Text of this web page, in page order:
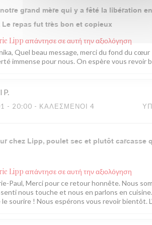
grand mère qui y a fêté la libération
repas fut très bon et copieux
Lipp απάντησε σε αυτή την αξιολόγηση
Quel beau message, merci du fond du
immense pour nous. On espère vous revoir
P
- 20:00 - ΚΑΛΕΣΜΈΝΟΙ 4
chez Lipp, poulet sec et plutôt carcasse
Lipp απάντησε σε αυτή την αξιολόγηση
Paul, Merci pour ce retour honnête. Nous
nous touche et nous en parlons en
sourire ! Nous espérons vous revoir bientôt.